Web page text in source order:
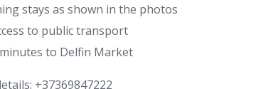
stays as shown in the photos
to public transport
to Delfin Market
+37369847222